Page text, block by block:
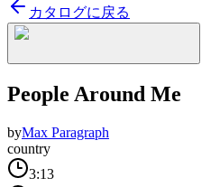
カタログに戻る
People Around Me
byMax Paragraph
country
3:13